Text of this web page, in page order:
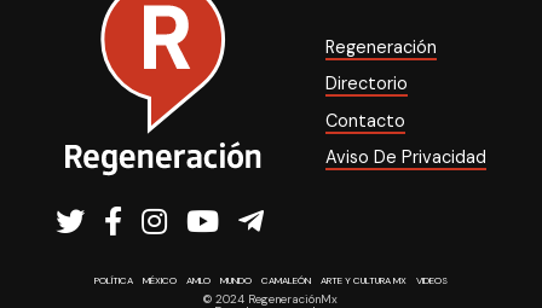
Regeneración
Directorio
Contacto
Aviso De Privacidad
POLÍTICA MÉXICO AMLO MUNDO CAMALEÓN ARTE Y CULTURA MX VIDEOS
© 2024 RegeneraciónMx